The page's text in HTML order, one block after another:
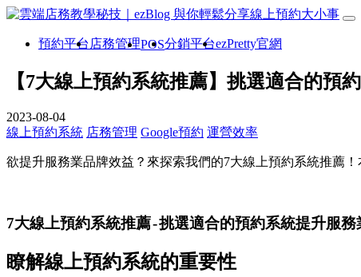
預約平台 店務管理POS分銷平台ezPretty官網
【7大線上預約系統推薦】挑選適合的預
2023-08-04
線上預約系統 店務管理 Google預約 運營效率
欲提升服務業品牌效益？來探索我們的7大線上預約系統推薦
7大線上預約系統推薦 - 挑選適合的預約系統提升服務
瞭解線上預約系統的重要性